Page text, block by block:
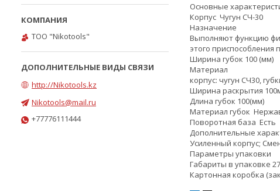
Основные
Корпус Чугун СЧ-30
Назначение
Выполняют функцию
этого
Ширина губок 100 (мм)
Материал
корпус: чугун СЧ30,
Ширина раскрытия
Длина губок 100(мм)
Материал губок
Поворотная база Есть
Дополнительные
Усиленный корпус;
Параметры упаковки
Габариты в упаковке
Картонная коробка
ТОО "Nikotools"
http://Nikotools.kz
Nikotools@mail.ru
+77776111444